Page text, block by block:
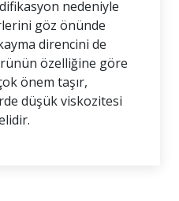
nedeniyle
göz önünde
direncini de
özelliğine göre
önem taşır,
düşük viskozitesi